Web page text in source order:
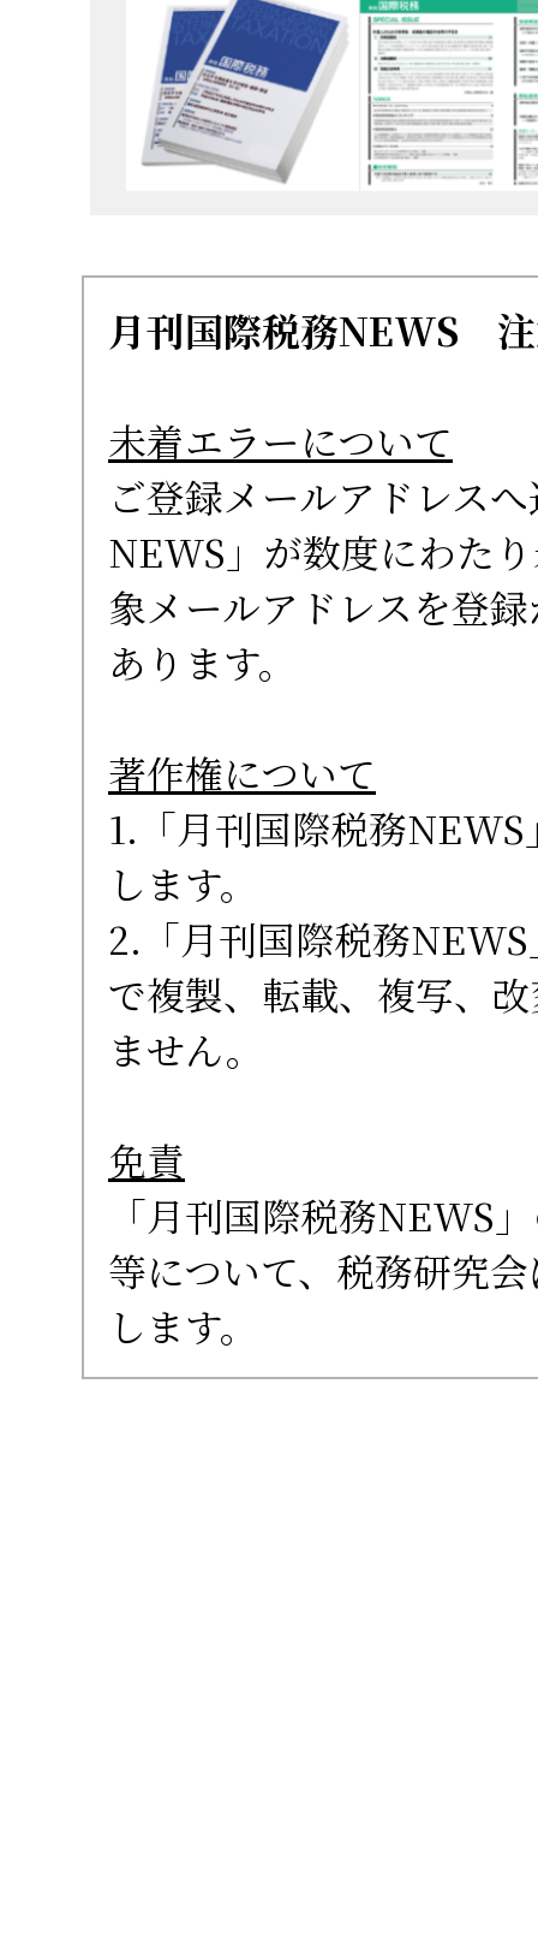
月刊国際税務NEWS
未着エラーについて
ご登録メールアドレス
NEWS」が数度にわた
象メールアドレスを登
あります。
著作権について
1.「月刊国際税務
します。
2.「月刊国際税務
で複製、転載、複写、
ません。
免責
「月刊国際税務NEWS
等について、税務研究
します。